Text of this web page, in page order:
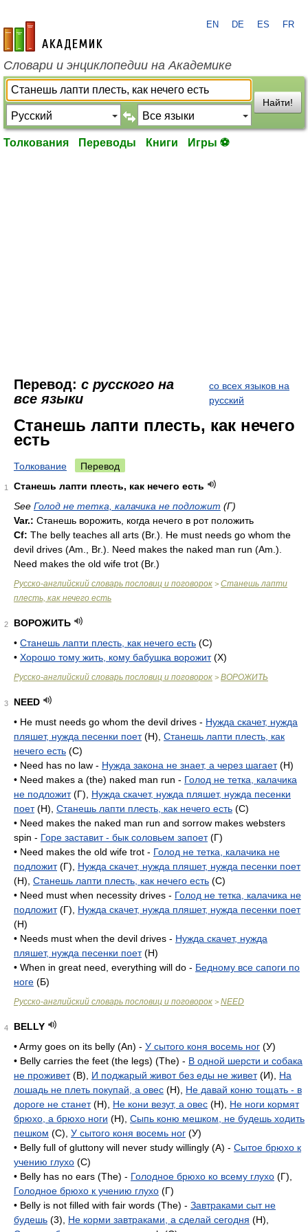
academic.ru
EN DE ES FR
Словари и энциклопедии на Академике
Найти!
Толкования Переводы Книги Игры ⚽
Перевод: с русского на
все языки
со всех языков на
русский
Станешь лапти плесть, как нечего
есть
Толкование Перевод
1
Станешь лапти плесть, как нечего есть
See Голод не тетка, калачика не подложит (Г)
Var.: Станешь ворожить, когда нечего в рот положить
Cf: The belly teaches all arts (Br.). Не must needs go whom the
devil drives (Am. Br.). Need makes the naked man run (Am. ).
Need makes the old wife trot (Br.)
Русско-английский словарь пословиц и поговорок > Станешь лапти
плесть, как нечего есть
2
ВОРОЖИТЬ
• Станешь лапти плесть, как нечего есть (С)
• Хорошо тому жить, кому бабушка ворожит(X)
Русско-английский словарь пословиц и поговорок > ВОРОЖИТЬ
3
NEED
• He must needs go whom the devil drives - Нужда скачет, нужда
пляшет, нужда песенки поет(H), Станешь лапти плесть, как
нечего есть (C)
• Need has no law - Нужда закона не знает, а через шагает(H)
• Need makes a (the) naked man run - Голод не тетка, калачика
не подложит(Г), Нужда скачет, нужда пляшет, нужда песенки
поет(H), Станешь лапти плесть, как нечего есть (C)
• Need makes the naked man run and sorrow makes websters
spin - Горе заставит - бык соловьем запоет(Г)
• Need makes the old wife trot - Голод не тетка, калачика не
подложит(Г), Нужда скачет, нужда пляшет, нужда песенки поет
(H), Станешь лапти плесть, как нечего есть (C)
• Need must when necessity drives - Голод не тетка, калачика не
подложит(Г), Нужда скачет, нужда пляшет, нужда песенки поет
(H)
• Needs must when the devil drives - Нужда скачет, нужда
пляшет, нужда песенки поет(H)
• When in great need, everything will do - Бедному все сапоги по
ноге (Б)
Русско-английский словарь пословиц и поговорок > NEED
4
BELLY
• Army goes on its belly (An) - У сытого коня восемь ног (У)
• Belly carries the feet (the legs) (The) - В одной шерсти и собака
не проживет(B), И поджарый живот без еды не живет(И), На
лошадь не плеть покупай, а овес (H), Не давай коню тощать - в
дороге не станет(H), Не кони везут, а овес (H), Не ноги кормят
брюхо, а брюхо ноги (H), Сыпь коню мешком, не будешь ходить
пешком (C), У сытого коня восемь ног (У)
• Belly full of gluttony will never study willingly (A) - Сытое брюхо к
учению глухо (C)
• Belly has no ears (The) - Голодное брюхо ко всему глухо (Г),
Голодное брюхо к учению глухо (Г)
• Belly is not filled with fair words (The) - Завтраками сыт не
будешь (3), Не корми завтраками, а сделай сегодня (H),